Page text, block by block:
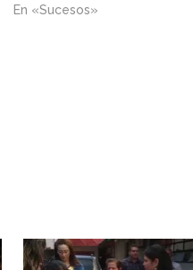
En «Sucesos»